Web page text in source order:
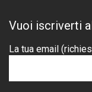
Vuoi iscriverti
La tua email